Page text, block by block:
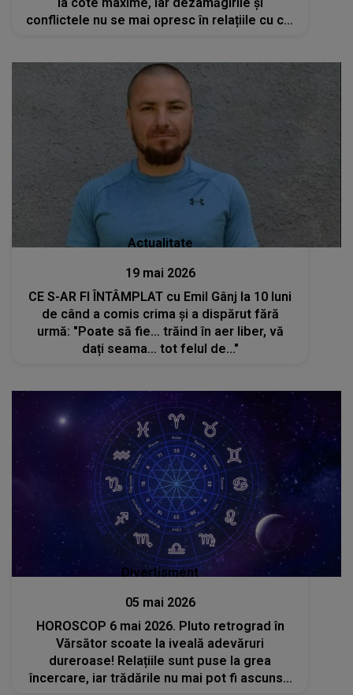
conflictele nu se mai opresc în relațiile cu cei
Actualitate
19 mai 2026
CE S-AR FI ÎNTÂMPLAT cu Emil Gânj la 10 luni
de când a comis crima și a dispărut fără
urmă: "Poate să fie… trăind în aer liber, vă
dați seama… tot felul de..."
Divertisment
05 mai 2026
HOROSCOP 6 mai 2026. Pluto retrograd în
Vărsător scoate la iveală adevăruri
dureroase! Relațiile sunt puse la grea
încercare, iar trădările nu mai pot fi ascunse